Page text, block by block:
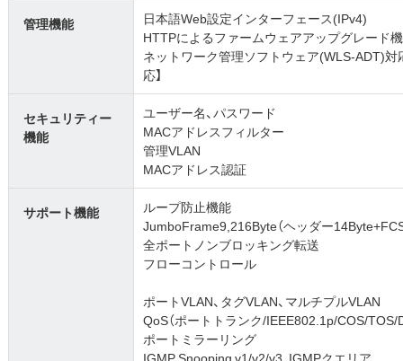
管理機能
日本語Web設定インターフェース(IPv4)
HTTPによるファームウェアアップグレード機
ネットワーク管理ソフトウェア(WLS-ADT)
応】
セキュリティー
機能
ユーザー名、パスワード
MACアドレスフィルター
管理VLAN
MACアドレス認証
サポート機能
ループ防止機能
JumboFrame9,216Byte（ヘッダー
全ポートノンブロッキング転送
フローコントロール
ポートVLAN、タグVLAN、マルチプルVLAN
QoS（ポートトランク/IEEE802.1p/COS/TOS/
ポートミラーリング
IGMP Snooping v1/v2/v3, IGMPクエリア